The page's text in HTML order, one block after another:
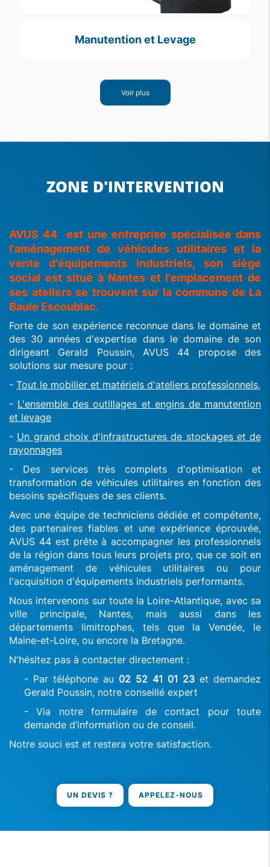
Manutention et Levage
Voir plus
ZONE D'INTERVENTION
AVUS 44 est une entreprise spécialisée dans
l'aménagement de véhicules utilitaires et la
vente d'équipements industriels, son siège
social est situé à Nantes et l'emplacement de
ses ateliers se trouvent sur la commune de La
Baule Escoublac.
Forte de son expérience reconnue dans le domaine et
des 30 années d'expertise dans le domaine de son
dirigeant Gerald Poussin, AVUS 44 propose des
solutions sur mesure pour :
- Tout le mobilier et matériels d'ateliers professionnels,
- L'ensemble des outillages et engins de manutention
et levage
- Un grand choix d'infrastructures de stockages et de
rayonnages
- Des services très complets d'optimisation et
transformation de véhicules utilitaires en fonction des
besoins spécifiques de ses clients.
Avec une équipe de techniciens dédiée et compétente,
des partenaires fiables et une expérience éprouvée,
AVUS 44 est prête à accompagner les professionnels
de la région dans tous leurs projets pro, que ce soit en
aménagement de véhicules utilitaires ou pour
l'acquisition d'équipements industriels performants.
Nous intervenons sur toute la Loire-Atlantique, avec sa
ville principale, Nantes, mais aussi dans les
départements limitrophes, tels que la Vendée, le
Maine-et-Loire, ou encore la Bretagne.
N'hésitez pas à contacter directement :
- Par téléphone au 02 52 41 01 23 et demandez
Gerald Poussin, notre conseillé expert
- Via notre formulaire de contact pour toute
demande d’information ou de conseil.
Notre souci est et restera votre satisfaction.
UN DEVIS ? APPELEZ-NOUS